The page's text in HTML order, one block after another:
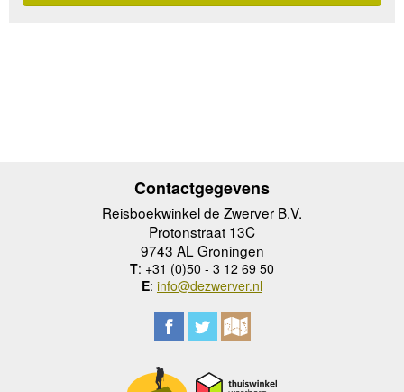
Contactgegevens
Reisboekwinkel de Zwerver B.V.
Protonstraat 13C
9743 AL Groningen
T: +31 (0)50 - 3 12 69 50
E: info@dezwerver.nl